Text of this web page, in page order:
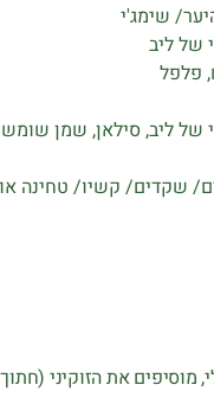
שימג'י
של ליב
פלפל
של ליב, סילאן, שמן
שקדים/ קשיו/ טחינה
מוסיפים את הזוקיני